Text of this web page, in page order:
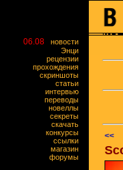
06.08
новости
Энци
рецензии
прохождения
скриншоты
статьи
интервью
переводы
новеллы
секреты
скачать
конкурсы
ссылки
магазин
форумы
<<